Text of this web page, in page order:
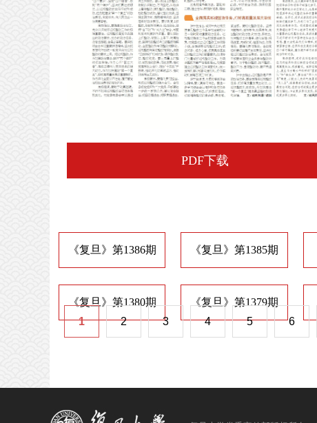
PDF下载
《复旦》第1386期 《复旦》第1385期
《复旦》第1380期 《复旦》第1379期
1
2 3 4 5 6